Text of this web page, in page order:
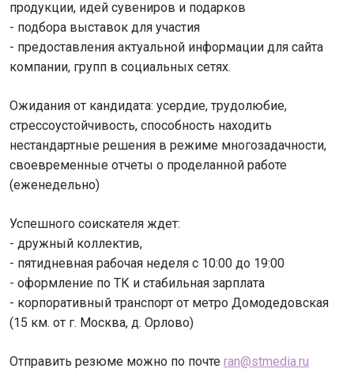
продукции, идей сувениров и подарков
- подбора выставок для участия
- предоставления актуальной информации для сайта
компании, групп в социальных сетях.
Ожидания от кандидата: усердие, трудолюбие,
стрессоустойчивость, способность находить
нестандартные решения в режиме многозадачности,
своевременные отчеты о проделанной работе
(еженедельно)
Успешного соискателя ждет:
- дружный коллектив,
- пятидневная рабочая неделя с 10:00 до 19:00
- оформление по ТК и стабильная зарплата
- корпоративный транспорт от метро Домодедовская
(15 км. от г. Москва, д. Орлово)
Отправить резюме можно по почте ran@stmedia.ru